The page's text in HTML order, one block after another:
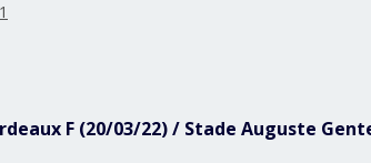
F (20/03/22) / Stade Auguste